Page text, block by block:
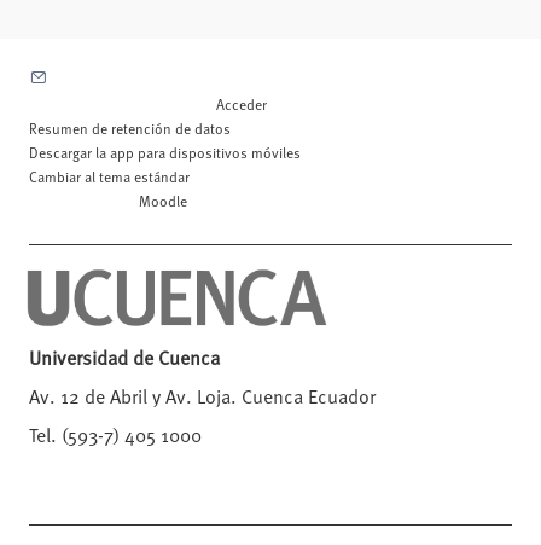
Acceder
Resumen de retención de datos
Descargar la app para dispositivos móviles
Cambiar al tema estándar
Moodle
Universidad de Cuenca
Av. 12 de Abril y Av. Loja. Cuenca Ecuador
Tel. (593-7) 405 1000